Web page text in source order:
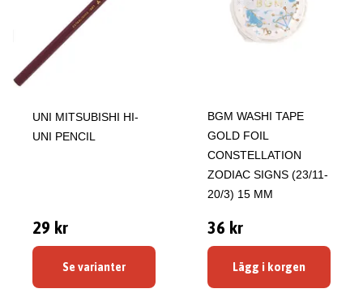
UNI MITSUBISHI HI-
UNI PENCIL
29 kr
Se varianter
BGM WASHI TAPE
GOLD FOIL
CONSTELLATION
ZODIAC SIGNS (23/11-
20/3) 15 MM
36 kr
Lägg i korgen